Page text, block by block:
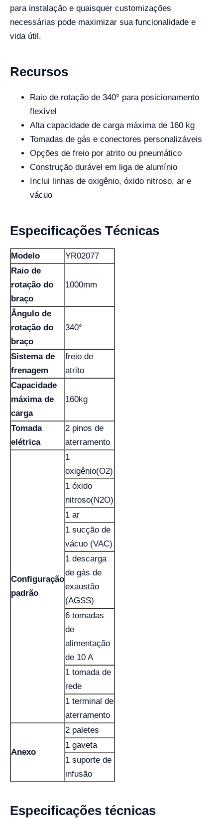
para instalação e quaisquer customizações
necessárias pode maximizar sua funcionalidade e
vida útil.
Recursos
Raio de rotação de 340° para posicionamento
flexível
Alta capacidade de carga máxima de 160 kg
Tomadas de gás e conectores personalizáveis
Opções de freio por atrito ou pneumático
Construção durável em liga de alumínio
Inclui linhas de oxigênio, óxido nitroso, ar e
vácuo
Especificações Técnicas
Modelo
YR02077
Raio de
rotação do
braço
1000mm
Ângulo de
rotação do
braço
340°
Sistema de
frenagem
freio de
atrito
Capacidade
máxima de
carga
160kg
Tomada
elétrica
2 pinos de
aterramento
Configuração
padrão
1
oxigênio(O2)
1 óxido
nitroso(N2O)
1 ar
1 sucção de
vácuo (VAC)
1 descarga
de gás de
exaustão
(AGSS)
6 tomadas
de
alimentação
de 10 A
1 tomada de
rede
1 terminal de
aterramento
Anexo
2 paletes
1 gaveta
1 suporte de
infusão
Especificações técnicas